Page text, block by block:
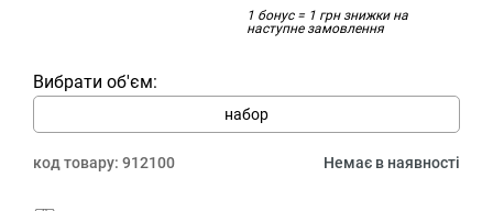
1 бонус = 1 грн знижки на
наступне замовлення
Вибрати об'єм:
набор
код товару: 912100 Немає в наявності